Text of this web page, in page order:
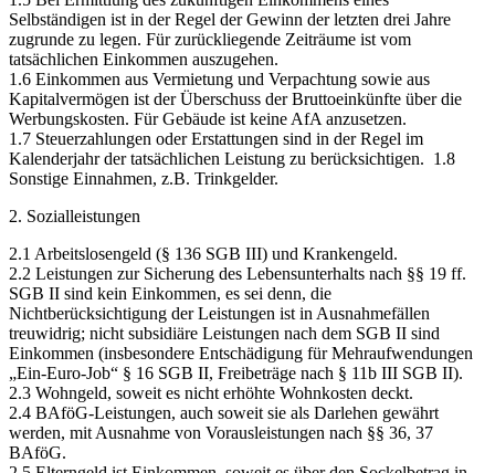
Selbständigen ist in der Regel der Gewinn der letzten drei Jahre
zugrunde zu legen. Für zurückliegende Zeiträume ist vom
tatsächlichen Einkommen auszugehen.
1.6 Einkommen aus Vermietung und Verpachtung sowie aus
Kapitalvermögen ist der Überschuss der Bruttoeinkünfte über die
Werbungskosten. Für Gebäude ist keine AfA anzusetzen.
1.7 Steuerzahlungen oder Erstattungen sind in der Regel im
Kalenderjahr der tatsächlichen Leistung zu berücksichtigen. 1.8
Sonstige Einnahmen, z.B. Trinkgelder.
2. Sozialleistungen
2.1 Arbeitslosengeld (§ 136 SGB III) und Krankengeld.
2.2 Leistungen zur Sicherung des Lebensunterhalts nach §§ 19 ff.
SGB II sind kein Einkommen, es sei denn, die
Nichtberücksichtigung der Leistungen ist in Ausnahmefällen
treuwidrig; nicht subsidiäre Leistungen nach dem SGB II sind
Einkommen (insbesondere Entschädigung für Mehraufwendungen
„Ein-Euro-Job“ § 16 SGB II, Freibeträge nach § 11b III SGB II).
2.3 Wohngeld, soweit es nicht erhöhte Wohnkosten deckt.
2.4 BAföG-Leistungen, auch soweit sie als Darlehen gewährt
werden, mit Ausnahme von Vorausleistungen nach §§ 36, 37
BAföG.